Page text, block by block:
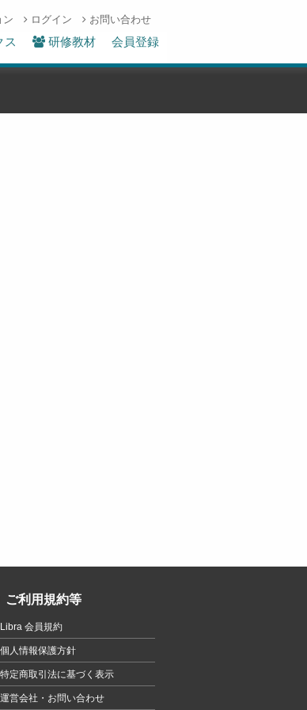
ン ログイン お問い合わせ
ス 研修教材 会員登録
ご利用規約等
Libra 会員規約
個人情報保護方針
特定商取引法に基づく表示
運営会社・お問い合わせ